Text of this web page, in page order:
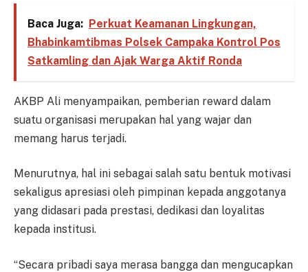
Baca Juga: Perkuat Keamanan Lingkungan,
Bhabinkamtibmas Polsek Campaka Kontrol Pos
Satkamling dan Ajak Warga Aktif Ronda
AKBP Ali menyampaikan, pemberian reward dalam
suatu organisasi merupakan hal yang wajar dan
memang harus terjadi.
Menurutnya, hal ini sebagai salah satu bentuk motivasi
sekaligus apresiasi oleh pimpinan kepada anggotanya
yang didasari pada prestasi, dedikasi dan loyalitas
kepada institusi.
“Secara pribadi saya merasa bangga dan mengucapkan